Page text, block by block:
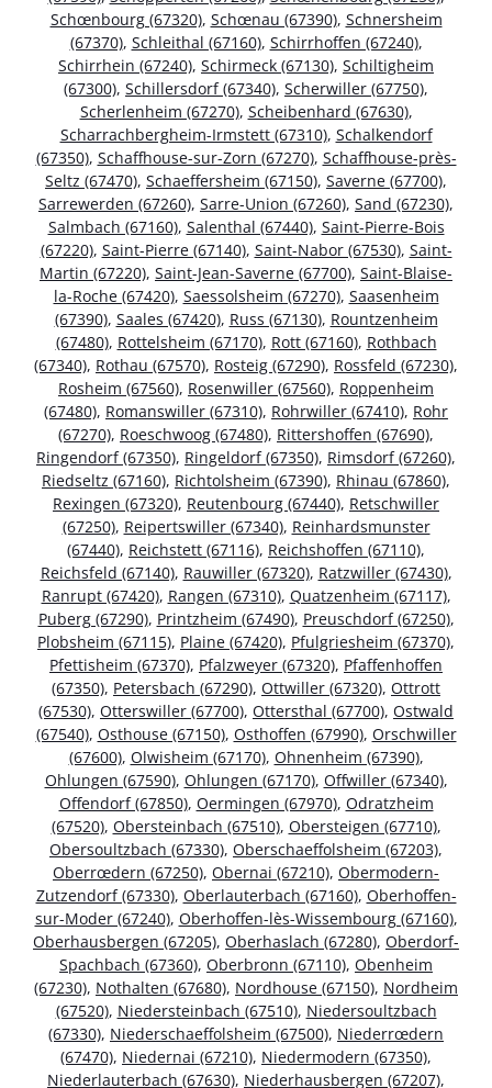
Schœnbourg (67320), Schœnau (67390), Schnersheim
(67370), Schleithal (67160), Schirrhoffen (67240),
Schirrhein (67240), Schirmeck (67130), Schiltigheim
(67300), Schillersdorf (67340), Scherwiller (67750),
Scherlenheim (67270), Scheibenhard (67630),
Scharrachbergheim-Irmstett (67310), Schalkendorf
(67350), Schaffhouse-sur-Zorn (67270), Schaffhouse-près-
Seltz (67470), Schaeffersheim (67150), Saverne (67700),
Sarrewerden (67260), Sarre-Union (67260), Sand (67230),
Salmbach (67160), Salenthal (67440), Saint-Pierre-Bois
(67220), Saint-Pierre (67140), Saint-Nabor (67530), Saint-
Martin (67220), Saint-Jean-Saverne (67700), Saint-Blaise-
la-Roche (67420), Saessolsheim (67270), Saasenheim
(67390), Saales (67420), Russ (67130), Rountzenheim
(67480), Rottelsheim (67170), Rott (67160), Rothbach
(67340), Rothau (67570), Rosteig (67290), Rossfeld (67230),
Rosheim (67560), Rosenwiller (67560), Roppenheim
(67480), Romanswiller (67310), Rohrwiller (67410), Rohr
(67270), Roeschwoog (67480), Rittershoffen (67690),
Ringendorf (67350), Ringeldorf (67350), Rimsdorf (67260),
Riedseltz (67160), Richtolsheim (67390), Rhinau (67860),
Rexingen (67320), Reutenbourg (67440), Retschwiller
(67250), Reipertswiller (67340), Reinhardsmunster
(67440), Reichstett (67116), Reichshoffen (67110),
Reichsfeld (67140), Rauwiller (67320), Ratzwiller (67430),
Ranrupt (67420), Rangen (67310), Quatzenheim (67117),
Puberg (67290), Printzheim (67490), Preuschdorf (67250),
Plobsheim (67115), Plaine (67420), Pfulgriesheim (67370),
Pfettisheim (67370), Pfalzweyer (67320), Pfaffenhoffen
(67350), Petersbach (67290), Ottwiller (67320), Ottrott
(67530), Otterswiller (67700), Ottersthal (67700), Ostwald
(67540), Osthouse (67150), Osthoffen (67990), Orschwiller
(67600), Olwisheim (67170), Ohnenheim (67390),
Ohlungen (67590), Ohlungen (67170), Offwiller (67340),
Offendorf (67850), Oermingen (67970), Odratzheim
(67520), Obersteinbach (67510), Obersteigen (67710),
Obersoultzbach (67330), Oberschaeffolsheim (67203),
Oberrœdern (67250), Obernai (67210), Obermodern-
Zutzendorf (67330), Oberlauterbach (67160), Oberhoffen-
sur-Moder (67240), Oberhoffen-lès-Wissembourg (67160),
Oberhausbergen (67205), Oberhaslach (67280), Oberdorf-
Spachbach (67360), Oberbronn (67110), Obenheim
(67230), Nothalten (67680), Nordhouse (67150), Nordheim
(67520), Niedersteinbach (67510), Niedersoultzbach
(67330), Niederschaeffolsheim (67500), Niederrœdern
(67470), Niedernai (67210), Niedermodern (67350),
Niederlauterbach (67630), Niederhausbergen (67207),